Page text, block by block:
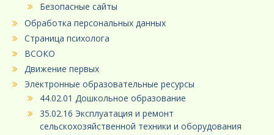
Безопасные сайты
Обработка персональных данных
Страница психолога
ВСОКО
Движение первых
Электронные образовательные ресурсы
44.02.01 Дошкольное образование
35.02.16 Эксплуатация и ремонт
сельскохозяйственной техники и оборудования